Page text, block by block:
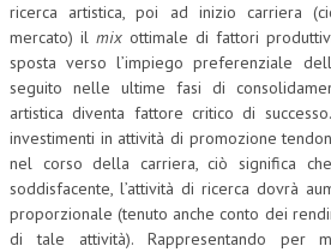
ricerca artistica, poi ad inizio carriera
mercato) il mix ottimale di fattori
sposta verso l’impiego preferenziale
seguito nelle ultime fasi di
artistica diventa fattore critico di
investimenti in attività di promozione
nel corso della carriera, ciò significa
soddisfacente, l’attività di ricerca dovrà
proporzionale (tenuto anche conto dei
di tale attività). Rappresentando per